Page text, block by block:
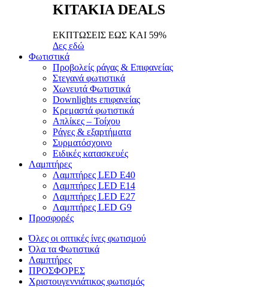
ΚΙΤΑΚΙΑ DEALS
ΕΚΠΤΩΣΕΙΣ ΕΩΣ ΚΑΙ 59%
Δες εδώ
Φωτιστικά
Προβολείς ράγας & Επιφανείας
Στεγανά φωτιστικά
Χωνευτά Φωτιστικά
Downlights επιφανείας
Κρεμαστά φωτιστικά
Απλίκες – Τοίχου
Ράγες & εξαρτήματα
Συρματόσχοινο
Ειδικές κατασκευές
Λαμπτήρες
Λαμπτήρες LED E40
Λαμπτήρες LED E14
Λαμπτήρες LED E27
Λαμπτήρες LED G9
Προσφορές
Όλες οι οπτικές ίνες φωτισμού
Όλα τα Φωτιστικά
Λαμπτήρες
ΠΡΟΣΦΟΡΕΣ
Χριστουγεννιάτικος φωτισμός